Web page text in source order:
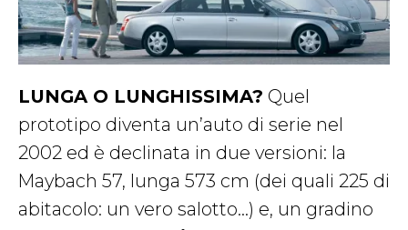
LUNGA O LUNGHISSIMA? Quel
prototipo diventa un’auto di serie nel
2002 ed è declinata in due versioni: la
Maybach 57, lunga 573 cm (dei quali 225 di
abitacolo: un vero salotto…) e, un gradino